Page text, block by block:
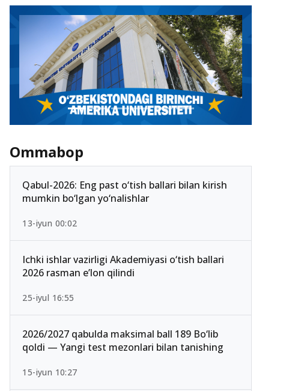
Ommabop
Qabul-2026: Eng past o‘tish ballari bilan kirish
mumkin bo‘lgan yo‘nalishlar
13-iyun 00:02
Ichki ishlar vazirligi Akademiyasi o‘tish ballari
2026 rasman e’lon qilindi
25-iyul 16:55
2026/2027 qabulda maksimal ball 189 Bo‘lib
qoldi — Yangi test mezonlari bilan tanishing
15-iyun 10:27